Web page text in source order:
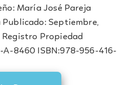
María José Pareja
Septiembre,
Registro Propiedad
8460 ISBN:978-956-416-